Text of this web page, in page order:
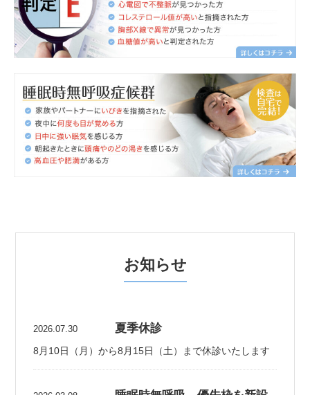
お知らせ
2026.07.30 夏季休診
8月10日（月）から8月15日（土）まで休診いたします